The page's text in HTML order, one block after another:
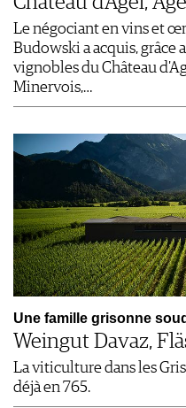
Le négociant en vins et
Budowski a acquis,
vignobles du Château
Minervois,…
Une famille grisonne
Weingut Davaz,
La viticulture dans les
déjà en 765.